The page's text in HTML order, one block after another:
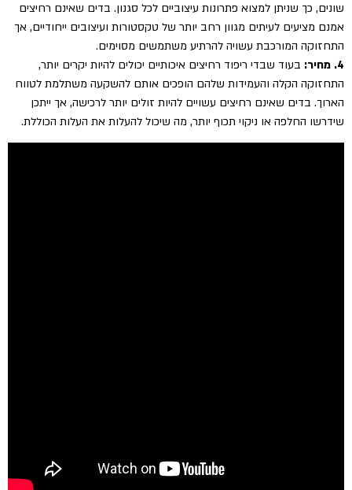
שונים, כך שניתן למצוא פתרונות עיצוביים לכל סגנון. בדים שאינם רחיצים
אמנם מציעים לעיתים מגוון רחב יותר של טקסטורות ועיצובים ייחודיים, אך
התחזוקה המורכבת עשויה להרתיע משתמשים מסוימים.
4. מחיר:
בעוד שבדי ריפוד רחיצים איכותיים יכולים להיות יקרים יותר,
התחזוקה הקלה והעמידות שלהם הופכים אותם להשקעה משתלמת לטווח
הארוך. בדים שאינם רחיצים עשויים להיות זולים יותר לרכישה, אך ייתכן
שידרשו החלפה או ניקוי תכוף יותר, מה שיכול להעלות את העלות הכוללת.